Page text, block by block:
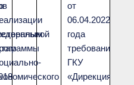
от
06.04.2022
года
требования
ГКУ
«Дирекция